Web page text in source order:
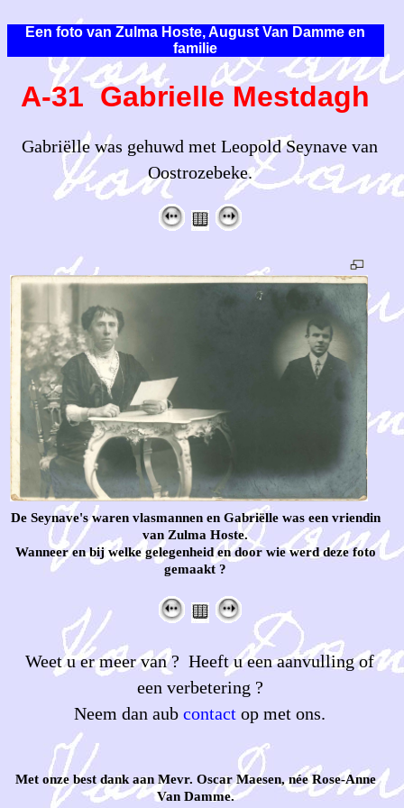
Een foto van Zulma Hoste, August Van Damme en
familie
A-31 Gabrielle Mestdagh
Gabriëlle was gehuwd met Leopold Seynave van
Oostrozebeke.
De Seynave's waren vlasmannen en Gabriëlle was een vriendin
van Zulma Hoste.
Wanneer en bij welke gelegenheid en door wie werd deze foto
gemaakt ?
Weet u er meer van ? Heeft u een aanvulling of
een verbetering ?
Neem dan aubcontact op met ons.
Met onze best dank aan Mevr. Oscar Maesen, née Rose-Anne
Van Damme.